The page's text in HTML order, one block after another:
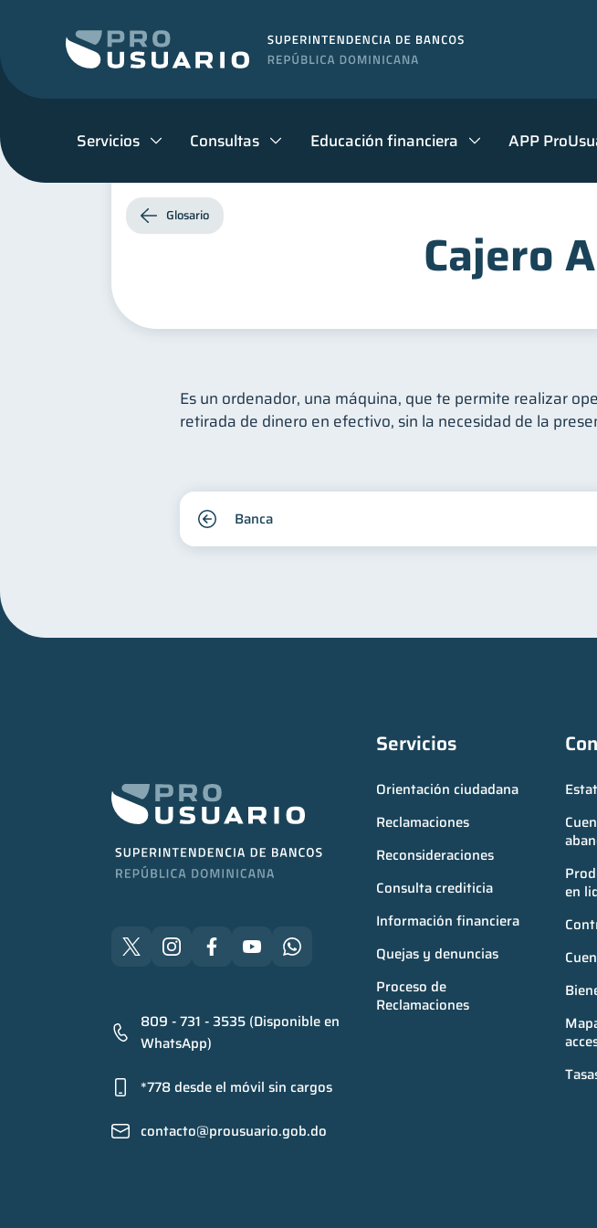
Servicios Consultas Educación financiera APP
Cajero
Es un ordenador, una máquina, que te permite realizar
retirada de dinero en efectivo, sin la necesidad de la
Banca
Glosario
809 - 731 - 3535 (Disponible en
WhatsApp)
*778 desde el móvil sin cargos
contacto@prousuario.gob.do
Servicios
Orientación ciudadana
Reclamaciones
Reconsideraciones
Consulta crediticia
Información financiera
Quejas y denuncias
Proceso de
Reclamaciones
en